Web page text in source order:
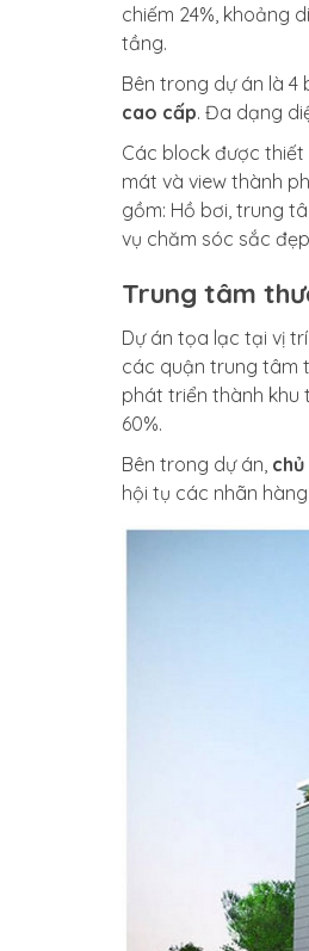
chiếm 24%, khoảng
tầng.
Bên trong dự án là 4
cao cấp. Đa dạng
Các block được
mát và view thành
gồm: Hồ bơi, trung
vụ chăm sóc sắc
Trung tâm
Dự án tọa lạc tại vị
các quận trung tâm
phát triển thành khu
60%.
Bên trong dự án,
hội tụ các nhãn